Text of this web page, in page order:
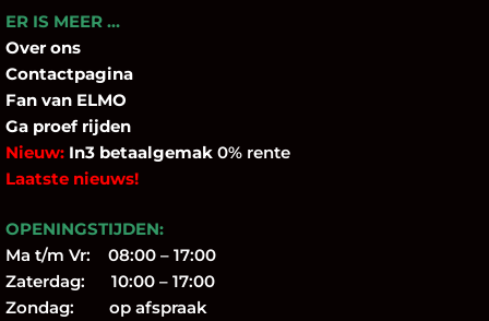
ER IS MEER …
Over ons
Contactpagina
Fan van ELMO
Ga proef rijden
Nieuw: In3 betaalgemak 0% rente
Laatste nieuws!
OPENINGSTIJDEN:
Ma t/m Vr: 08:00 – 17:00
Zaterdag: 10:00 – 17:00
Zondag: op afspraak